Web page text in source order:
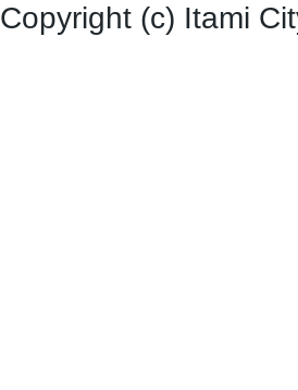
Copyright (c) Itami